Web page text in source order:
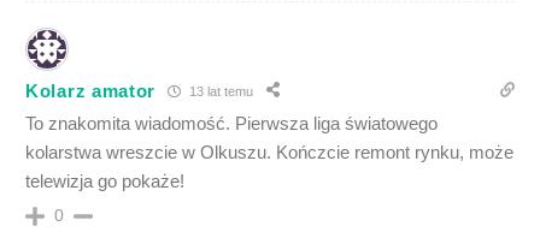
Kolarz amator 13 lat temu
To znakomita wiadomość. Pierwsza liga światowego
kolarstwa wreszcie w Olkuszu. Kończcie remont rynku, może
telewizja go pokaże!
0